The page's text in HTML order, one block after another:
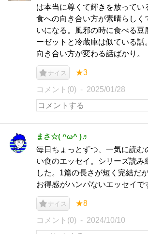
は本当に尊くて輝きを放ってい
食への向き合い方が素晴らしく
いになる。風邪の時に食べる豆
ーゼットと冷蔵庫は似ている話
向き合い方が変わる話ばかり。
ナイス ★3
コメント(0) 2025/01/28
まさ☆( ^ω^ )♬
毎日ちょっとずつ、一気に読む
い食のエッセイ。シリーズ読み
した。1篇の長さが短く完結だ
お得感がハンパないエッセイで
ナイス ★8
コメント(0) 2024/10/10